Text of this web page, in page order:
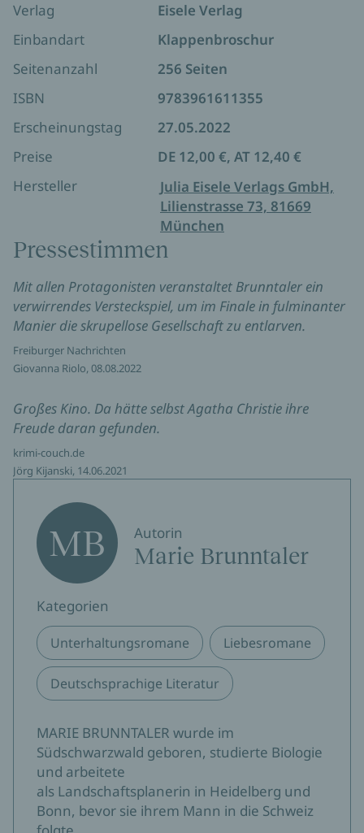
Erst als die Kinder des Hoteldirektors spurlos
verschwinden und dann auch noch ein Mord
geschieht, scheint der Wind um den Piz Palü immer
eisiger zu wehen.
Kommissar Tschudi, Leiter der Mordkommission in
Graubünden und gesundheitlich angeschlagen,
ans Tageslicht bringt, erzählt von lange
unterdrücktem Hass und schwärenden
Familiengeheimnissen ...
Verlag
Eisele Verlag
Einbandart
Klappenbroschur
Seitenanzahl
256 Seiten
ISBN
9783961611355
Erscheinungstag
27.05.2022
Preise
DE 12,00 €, AT 12,40 €
Hersteller
Julia Eisele Verlags GmbH,
Lilienstrasse 73, 81669
München
Pressestimmen
Mit allen Protagonisten veranstaltet Brunntaler ein
verwirrendes Versteckspiel, um im Finale in fulminanter
Manier die skrupellose Gesellschaft zu entlarven.
Freiburger Nachrichten
Giovanna Riolo, 08.08.2022
Großes Kino. Da hätte selbst Agatha Christie ihre
Freude daran gefunden.
krimi-couch.de
Jörg Kijanski, 14.06.2021
MB Autorin
Marie Brunntaler
Kategorien
Unterhaltungsromane Liebesromane
Deutschsprachige Literatur
MARIE BRUNNTALER wurde im
Südschwarzwald geboren, studierte Biologie
und arbeitete
als Landschaftsplanerin in Heidelberg und
Bonn, bevor sie ihrem Mann in die Schweiz